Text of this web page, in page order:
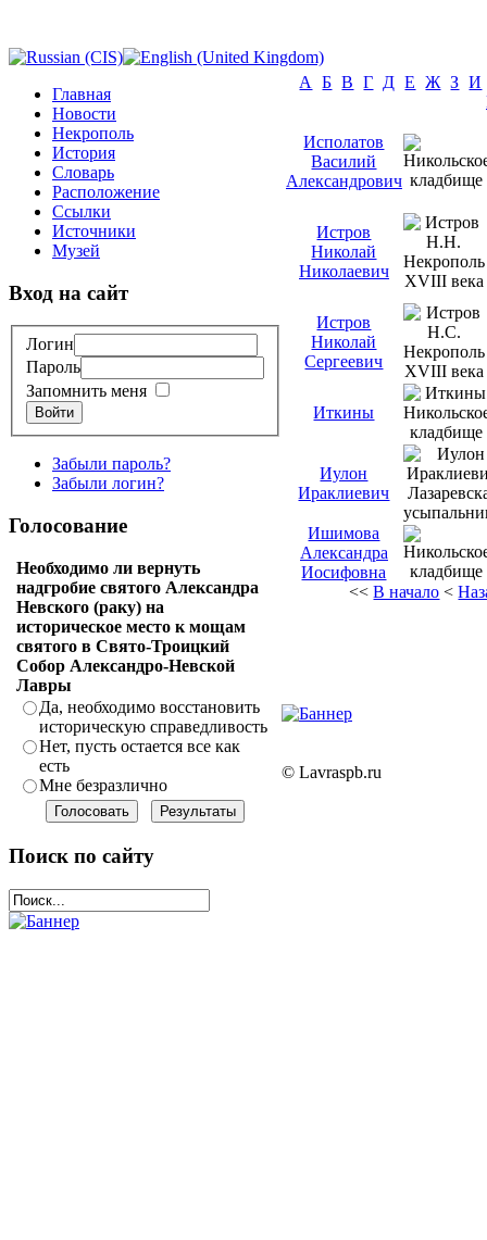
Главная
Новости
Некрополь
История
Словарь
Расположение
Ссылки
Источники
Музей
Вход на сайт
Логин
Пароль
Запомнить меня
Войти
Забыли пароль?
Забыли логин?
Голосование
Необходимо ли вернуть
надгробие святого Александра
Невского (раку) на
историческое место к мощам
святого в Свято-Троицкий
Собор Александро-Невской
Лавры
Да, необходимо восстановить
историческую справедливость
Нет, пусть остается все как
есть
Мне безразлично
Поиск по сайту
А Б В Г Д Е Ж З И
Исполатов
Василий
Александрович
Истров
Николай
Николаевич
Истров
Николай
Сергеевич
Иткины
Иулон
Ираклиевич
Ишимова
Александра
Иосифовна
<<В начало <
© Lavraspb.ru